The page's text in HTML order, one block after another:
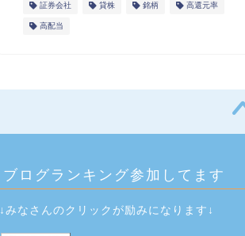
証券会社 貸株 銘柄 高還元率
高配当
ブログランキング参加してます
↓みなさんのクリックが励みになります↓